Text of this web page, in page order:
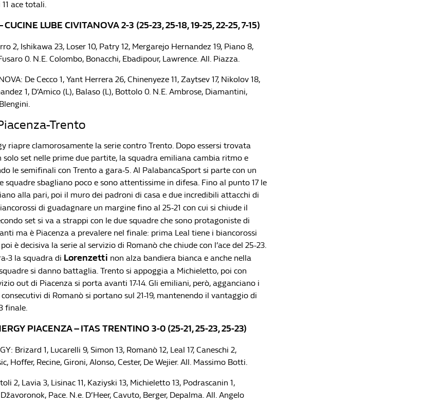
ace totali.
LUBE CIVITANOVA 2-3 (25-23, 25-18, 19-25, 22-25, 7-15)
2, Ishikawa 23, Loser 10, Patry 12, Mergarejo Hernandez 19, Piano 8,
0. N.E. Colombo, Bonacchi, Ebadipour, Lawrence. All. Piazza.
De Cecco 1, Yant Herrera 26, Chinenyeze 11, Zaytsev 17, Nikolov 18,
1, D’Amico (L), Balaso (L), Bottolo 0. N.E. Ambrose, Diamantini,
Trento
riapre clamorosamente la serie contro Trento. Dopo essersi trovata
solo set nelle prime due partite, la squadra emiliana cambia ritmo e
le semifinali con Trento a gara-5. Al PalabancaSport si parte con un
squadre sbagliano poco e sono attentissime in difesa. Fino al punto 17 le
alla pari, poi il muro dei padroni di casa e due incredibili attacchi di
di guadagnare un margine fino al 25-21 con cui si chiude il
set si va a strappi con le due squadre che sono protagoniste di
ma è Piacenza a prevalere nel finale: prima Leal tiene i biancorossi
è decisiva la serie al servizio di Romanò che chiude con l’ace del 25-23.
3 la squadra di Lorenzetti non alza bandiera bianca e anche nella
si danno battaglia. Trento si appoggia a Michieletto, poi con
out di Piacenza si porta avanti 17-14. Gli emiliani, però, agganciano i
di Romanò si portano sul 21-19, mantenendo il vantaggio di
finale.
PIACENZA – ITAS TRENTINO 3-0 (25-21, 25-23, 25-23)
Brizard 1, Lucarelli 9, Simon 13, Romanò 12, Leal 17, Caneschi 2,
Hoffer, Recine, Gironi, Alonso, Cester, De Wejier. All. Massimo Botti.
2, Lavia 3, Lisinac 11, Kaziyski 13, Michieletto 13, Podrascanin 1,
Pace. N.e. D’Heer, Cavuto, Berger, Depalma. All. Angelo